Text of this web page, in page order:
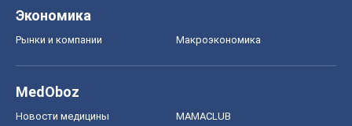
Экономика
Рынки и компании Mакроэкономика
MedOboz
Новости медицины MAMACLUB